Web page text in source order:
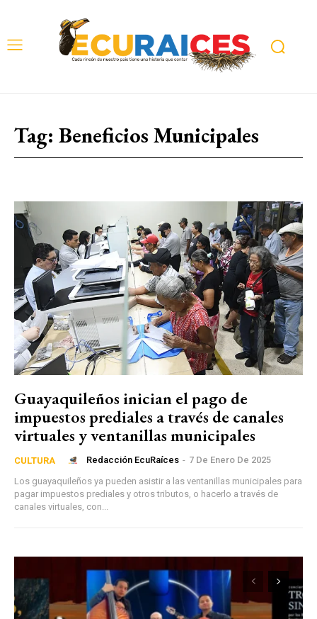
Tag: Beneficios Municipales
Guayaquileños inician el pago de
impuestos prediales a través de canales
virtuales y ventanillas municipales
CULTURA Redacción EcuRaíces - 7 De Enero De 2025
Los guayaquileños ya pueden asistir a las ventanillas municipales para
pagar impuestos prediales y otros tributos, o hacerlo a través de
canales virtuales, con...